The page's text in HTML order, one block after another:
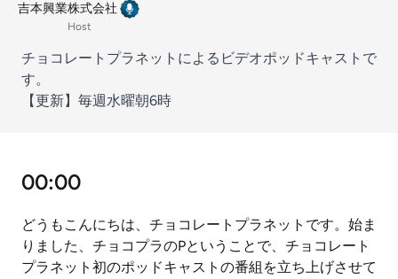
吉本興業株式会社
Host
チョコレートプラネットによるビデオポッドキャストで
す。
【更新】毎週水曜朝6時
00:00
どうもこんにちは、チョコレートプラネットです。始ま
りました、チョコプラのPということで、チョコレート
プラネット初のポッドキャストの番組を立ち上げさせて